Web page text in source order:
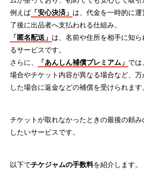
例えば「安心決済」 は、代金を一時的に
了後に出品者へ支払われる仕組み。
「匿名配送」 は、名前や住所を相手に知
るサービスです。
さらに、
「あんしん補償プレミアム」 では
場合やチケット内容が異なる場合など、
した場合に返金などの補償を受けられます
チケットが取れなかったときの最後の頼
したいサービスです。
以下でチケジャムの手数料を紹介します。